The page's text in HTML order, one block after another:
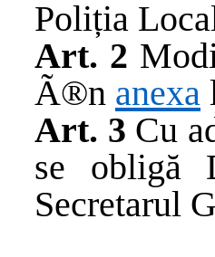
Poliția
Art. 2
Ã®n anexa
Art. 3 Cu
se obligă
Secretarul